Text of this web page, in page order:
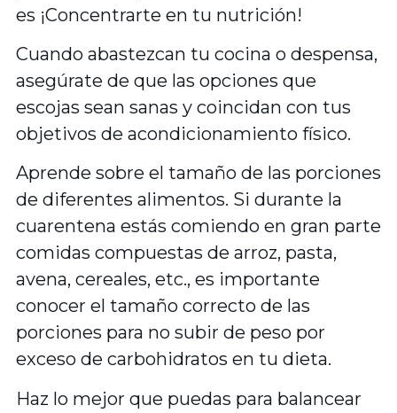
es ¡Concentrarte en tu nutrición!
Cuando abastezcan tu cocina o despensa,
asegúrate de que las opciones que
escojas sean sanas y coincidan con tus
objetivos de acondicionamiento físico.
Aprende sobre el tamaño de las porciones
de diferentes alimentos. Si durante la
cuarentena estás comiendo en gran parte
comidas compuestas de arroz, pasta,
avena, cereales, etc., es importante
conocer el tamaño correcto de las
porciones para no subir de peso por
exceso de carbohidratos en tu dieta.
Haz lo mejor que puedas para balancear